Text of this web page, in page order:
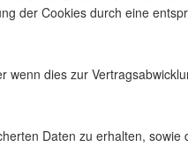
der Cookies durch eine
dies zur
Daten zu erhalten,